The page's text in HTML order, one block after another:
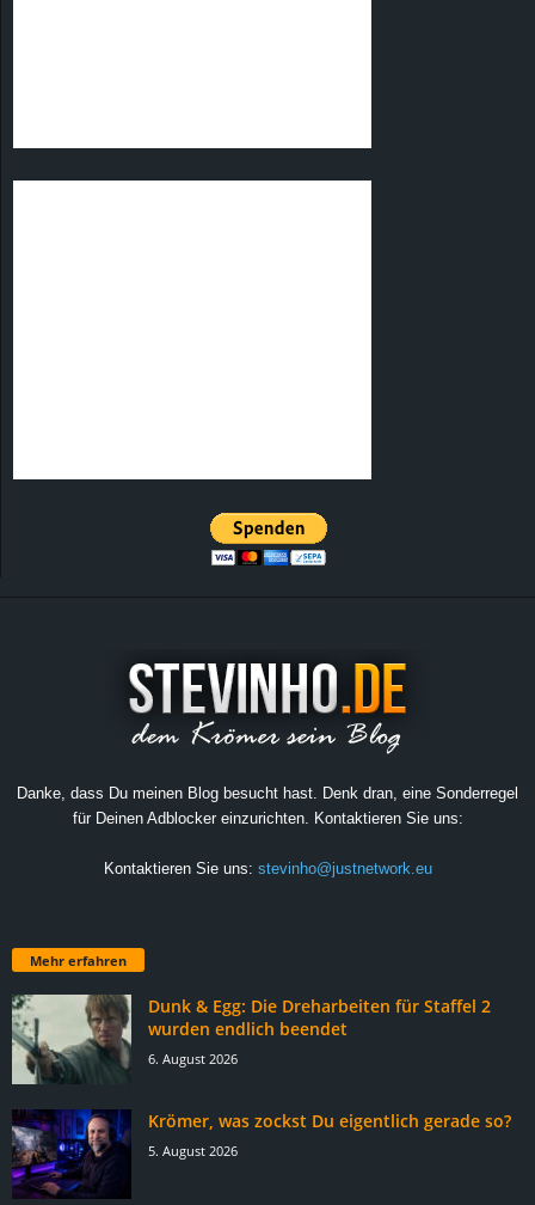
Danke, dass Du meinen Blog besucht hast. Denk dran, eine Sonderregel
für Deinen Adblocker einzurichten. Kontaktieren Sie uns:
Kontaktieren Sie uns: stevinho@justnetwork.eu
Mehr erfahren
Dunk & Egg: Die Dreharbeiten für Staffel 2
wurden endlich beendet
6. August 2026
Krömer, was zockst Du eigentlich gerade so?
5. August 2026